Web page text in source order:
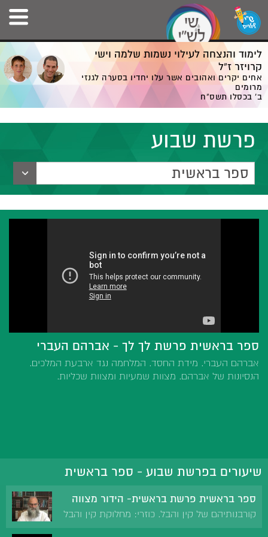
לימוד והנצחה לעילוי נשמות שלמה וישי
קרויזר ז”ל
אחים יקרים ואהובים אשר עלו יחדיו בסערה לגנזי
מרומים
ב' בכסלו תשס”ח
פרשת שבוע
ספר בראשית
ספר בראשית פרשת לך לך - אברהם העברי
אברהם העברי. מידת החסד. המלחמה נגד ארבעת המלכים.
הנסיונות של אברהם. מצוות שמעיות ומצוות שכליות.
שיעורים בפרשת שבוע - ספר בראשית
ספר בראשית פרשת בראשית- הידור מצווה
קורבנותיהם של קין והבל. כוזרי: מחלוקת קין והבל